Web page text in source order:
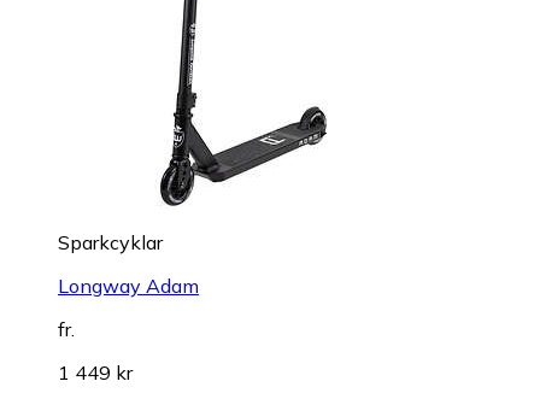
Sparkcyklar
Longway Adam
fr.
1 449 kr